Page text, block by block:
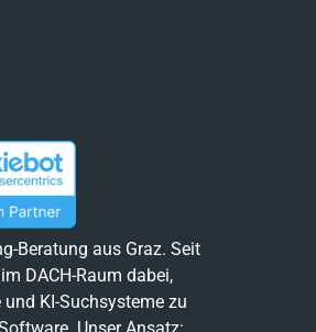
Beratung aus Graz. Seit
DACH-Raum dabei,
KI-Suchsysteme zu